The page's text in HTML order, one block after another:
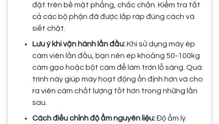
đặt trên bề mặt phẳng, chắc chắn. Kiểm tra tất
cả các bộ phận đã được lắp ráp đúng cách và
siết chặt.
Lưu ý khi vận hành lần đầu:Khi sử dụng máy ép
cám viên lần đầu, bạn nên ép khoảng 50-100kg
cám gạo hoặc bột cám để làm trơn lỗ sàng. Quá
trình này giúp máy hoạt động ổn định hơn và cho
ra viên cám chất lượng tốt hơn trong những lần
sau.
Cách điều chỉnh độ ẩm nguyên liệu:Độ ẩm lý